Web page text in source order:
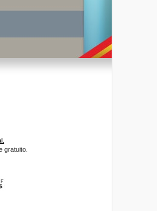
gratuito.